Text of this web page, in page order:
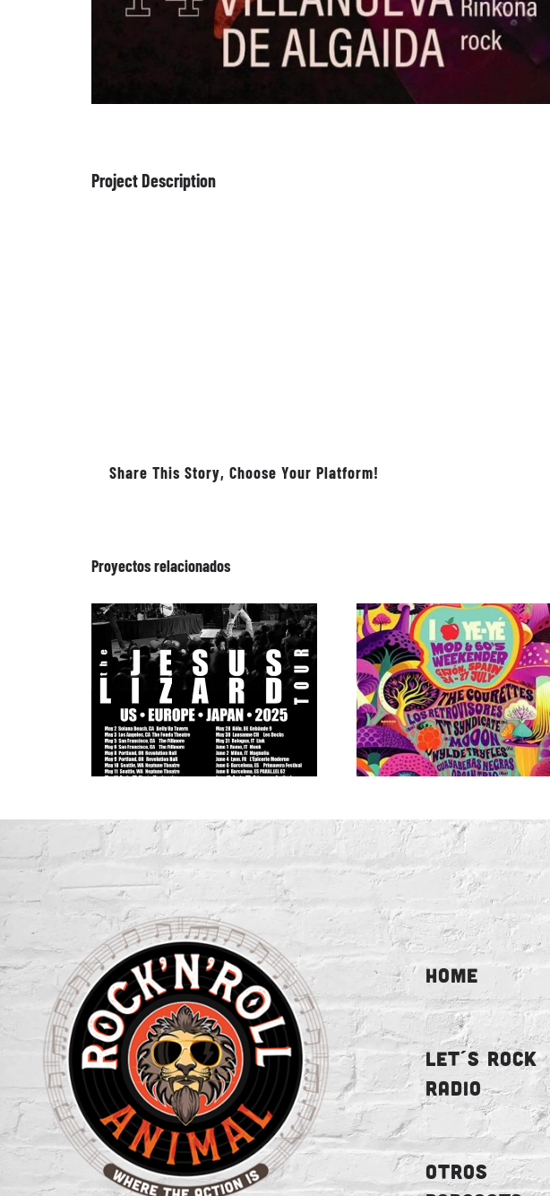
Project Description
Share This Story, Choose Your Platform!
Proyectos relacionados
HOME
LET´S ROCK
RADIO
OTROS